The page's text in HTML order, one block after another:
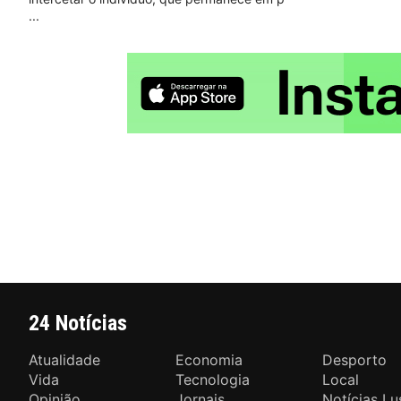
24 Notícias
Atualidade Economia
Desporto
Vida
Tecnologia
Local